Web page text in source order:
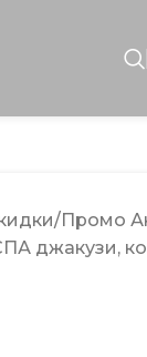
Промо
джакузи,